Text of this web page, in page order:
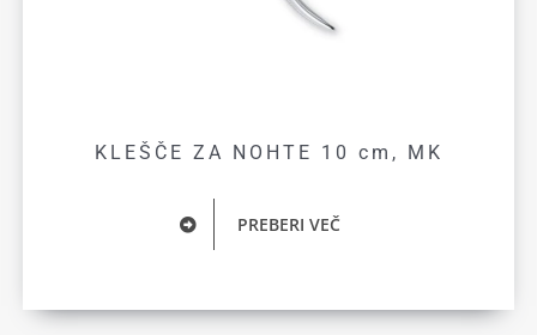
KLEŠČE ZA NOHTE 10 cm, MK
PREBERI VEČ